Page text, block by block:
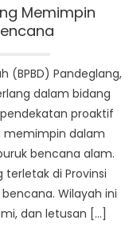
dan
Memimpin
(BPBD) Pandeglang,
dalam bidang
proaktif
memimpin dalam
bencana alam.
di Provinsi
Wilayah ini
dan letusan […]